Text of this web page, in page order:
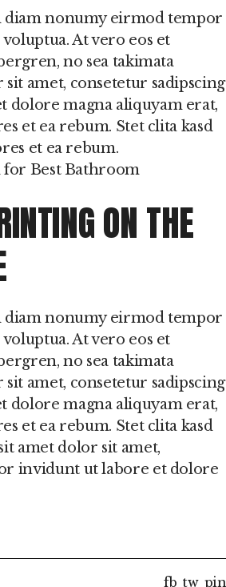
diam nonumy eirmod tempor
At vero eos et
no sea takimata
amet, consetetur sadipscing
magna aliquyam erat,
et ea rebum. Stet clita kasd
et ea rebum.
for Best Bathroom
ON THE
diam nonumy eirmod tempor
At vero eos et
no sea takimata
amet, consetetur sadipscing
magna aliquyam erat,
et ea rebum. Stet clita kasd
amet dolor sit amet,
invidunt ut labore et dolore
fb tw pin